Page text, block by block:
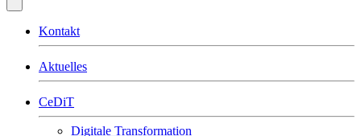
Kontakt
Aktuelles
CeDiT
Digitale Transformation